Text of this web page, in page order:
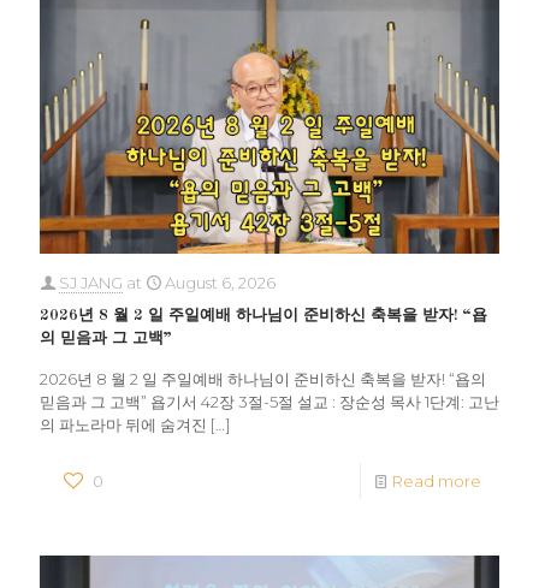
SJ JANG at August 6, 2026
2026년 8 월 2 일 주일예배 하나님이 준비하신 축복을 받자! “욥
의 믿음과 그 고백”
2026년 8 월 2 일 주일예배 하나님이 준비하신 축복을 받자! “욥의
믿음과 그 고백” 욥기서 42장 3절-5절 설교 : 장순성 목사 1단계: 고난
의 파노라마 뒤에 숨겨진 […]
0 Read more